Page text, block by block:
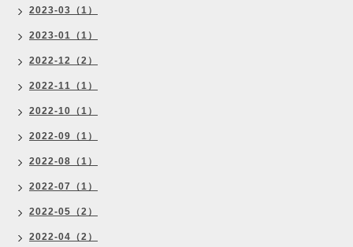
2023-03（1）
2023-01（1）
2022-12（2）
2022-11（1）
2022-10（1）
2022-09（1）
2022-08（1）
2022-07（1）
2022-05（2）
2022-04（2）